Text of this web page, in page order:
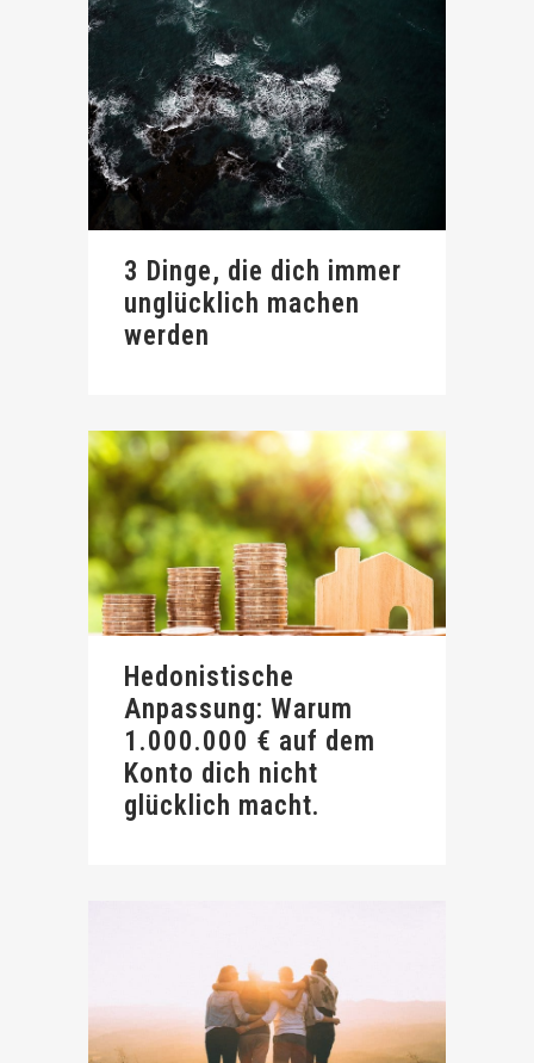
3 Dinge, die dich immer
unglücklich machen
werden
Hedonistische
Anpassung: Warum
1.000.000 € auf dem
Konto dich nicht
glücklich macht.